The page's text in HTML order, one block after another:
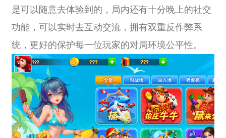
是可以随意去体验到的，局内还有十分晚上的社交
功能，可以实时去互动交流，拥有双重反作弊系
统，更好的保护每一位玩家的对局环境公平性。